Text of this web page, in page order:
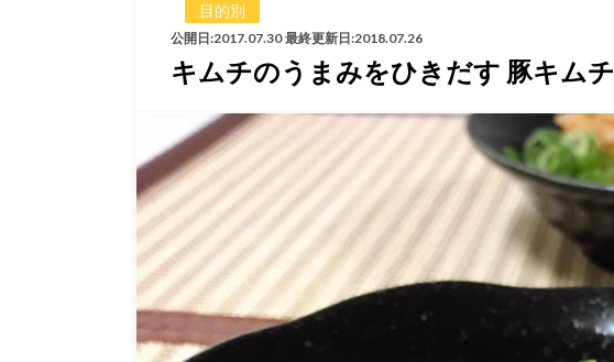
目的別
公開日:2017.07.30 最終更新日:2018.07.26
キムチのうまみをひきだす 豚キムチ